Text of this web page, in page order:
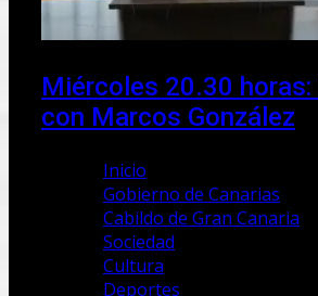
Miércoles 20.30
con Marcos González
Inicio
Gobierno de Canarias
Cabildo de Gran Canaria
Sociedad
Cultura
Deportes